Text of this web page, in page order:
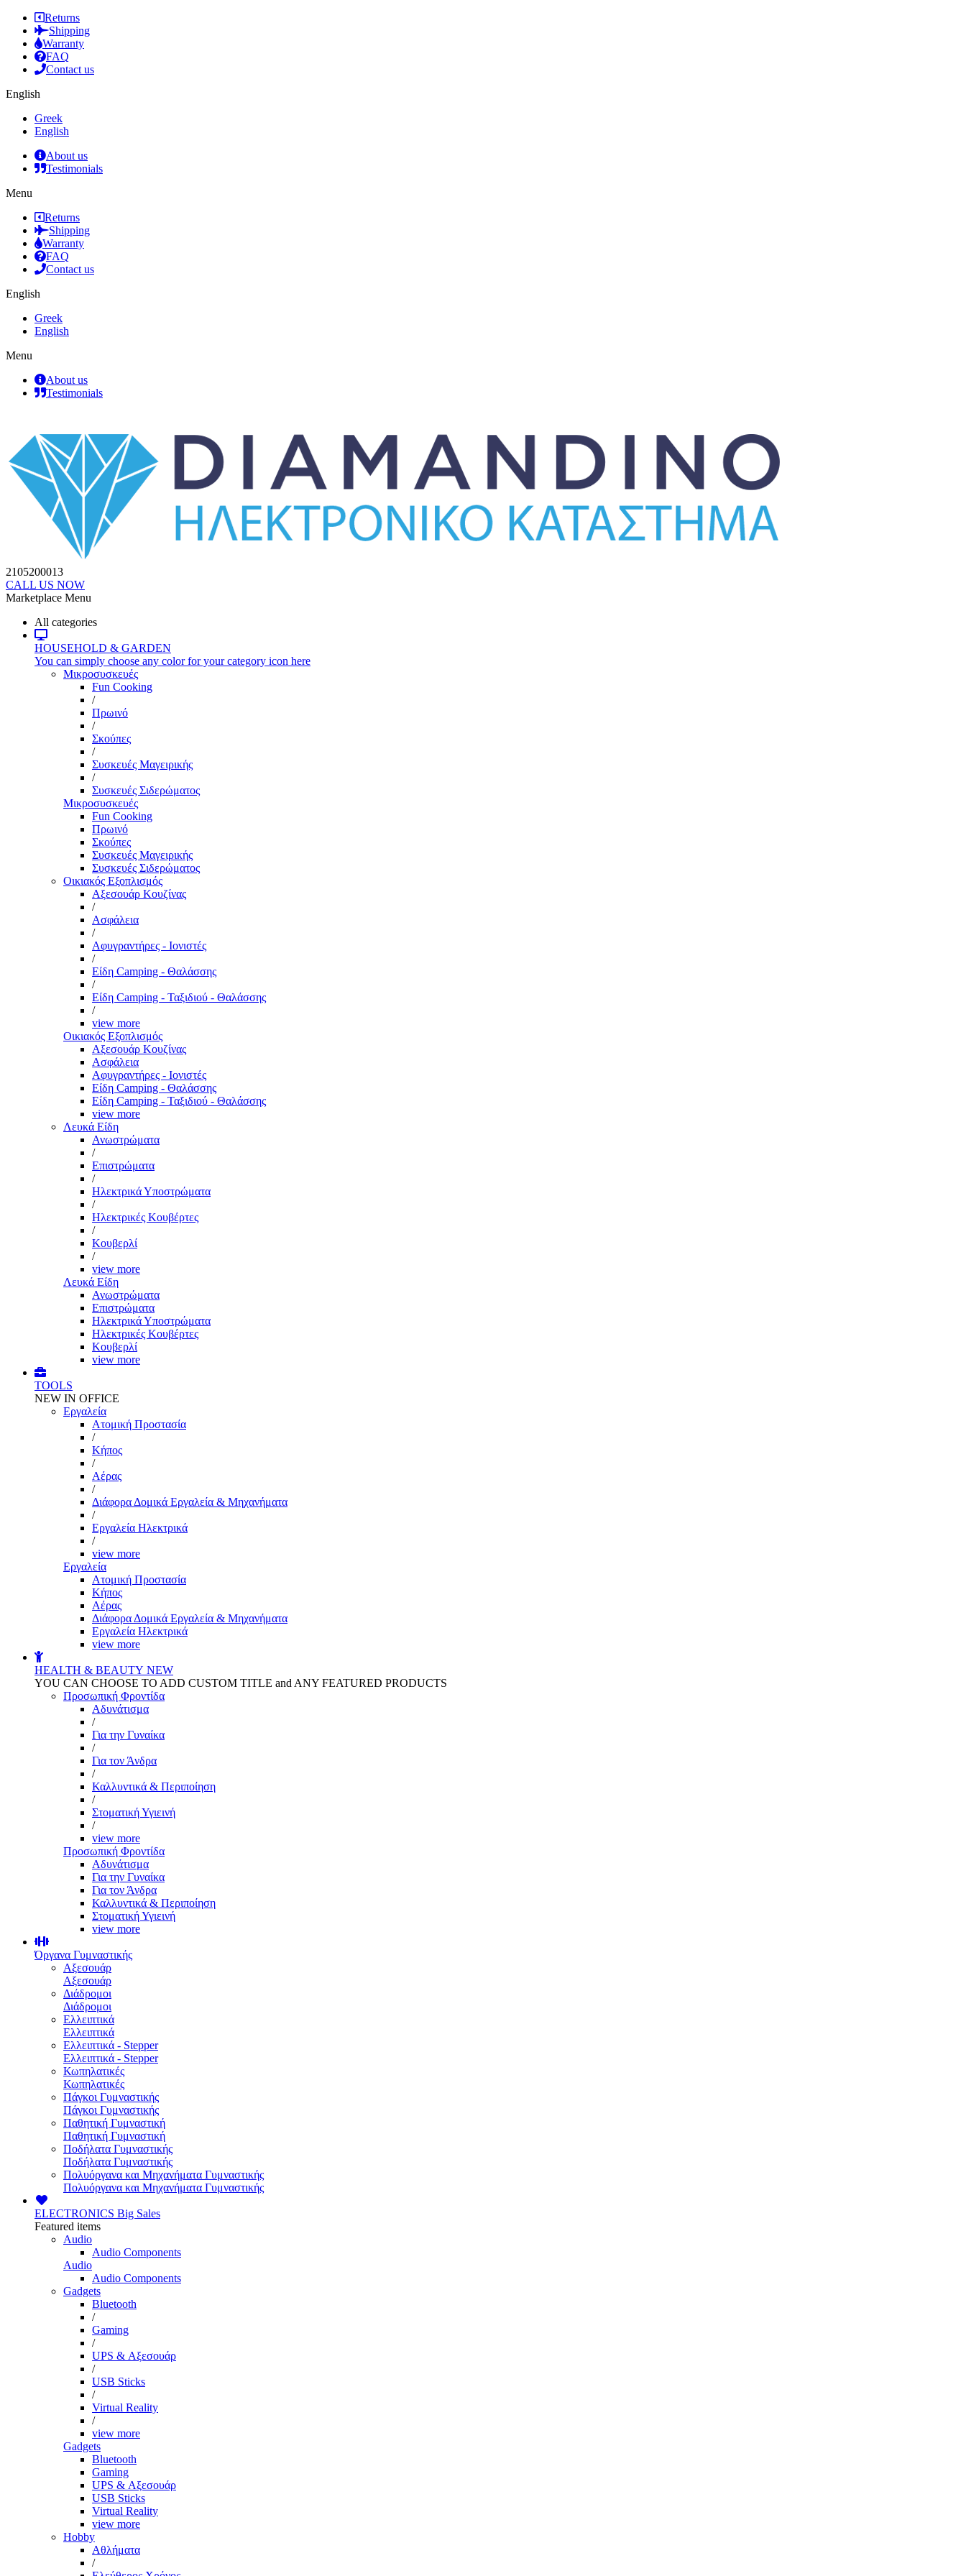
Returns
Shipping
Warranty
FAQ
Contact us
English
Greek
English
About us
Testimonials
Menu
Returns
Shipping
Warranty
FAQ
Contact us
English
Greek
English
Menu
About us
Testimonials
2105200013
CALL US NOW
Marketplace Menu
All categories
HOUSEHOLD & GARDEN
You can simply choose any color for your category icon here
Μικροσυσκευές
Fun Cooking
/
Πρωινό
/
Σκούπες
/
Συσκευές Μαγειρικής
/
Συσκευές Σιδερώματος
Μικροσυσκευές
Fun Cooking
Πρωινό
Σκούπες
Συσκευές Μαγειρικής
Συσκευές Σιδερώματος
Οικιακός Εξοπλισμός
Αξεσουάρ Κουζίνας
/
Ασφάλεια
/
Αφυγραντήρες - Ιονιστές
/
Είδη Camping - Θαλάσσης
/
Είδη Camping - Ταξιδιού - Θαλάσσης
/
view more
Οικιακός Εξοπλισμός
Αξεσουάρ Κουζίνας
Ασφάλεια
Αφυγραντήρες - Ιονιστές
Είδη Camping - Θαλάσσης
Είδη Camping - Ταξιδιού - Θαλάσσης
view more
Λευκά Είδη
Ανωστρώματα
/
Επιστρώματα
/
Ηλεκτρικά Υποστρώματα
/
Ηλεκτρικές Κουβέρτες
/
Κουβερλί
/
view more
Λευκά Είδη
Ανωστρώματα
Επιστρώματα
Ηλεκτρικά Υποστρώματα
Ηλεκτρικές Κουβέρτες
Κουβερλί
view more
TOOLS
NEW IN OFFICE
Εργαλεία
Aτομική Προστασία
/
Kήπος
/
Αέρας
/
Διάφορα Δομικά Εργαλεία & Μηχανήματα
/
Εργαλεία Ηλεκτρικά
/
view more
Εργαλεία
Aτομική Προστασία
Kήπος
Αέρας
Διάφορα Δομικά Εργαλεία & Μηχανήματα
Εργαλεία Ηλεκτρικά
view more
HEALTH & BEAUTY NEW
YOU CAN CHOOSE TO ADD CUSTOM TITLE and ANY FEATURED PRODUCTS
Προσωπική Φροντίδα
Αδυνάτισμα
/
Για την Γυναίκα
/
Για τον Άνδρα
/
Καλλυντικά & Περιποίηση
/
Στοματική Υγιεινή
/
view more
Προσωπική Φροντίδα
Αδυνάτισμα
Για την Γυναίκα
Για τον Άνδρα
Καλλυντικά & Περιποίηση
Στοματική Υγιεινή
view more
Όργανα Γυμναστικής
Αξεσουάρ
Αξεσουάρ
Διάδρομοι
Διάδρομοι
Ελλειπτικά
Ελλειπτικά
Ελλειπτικά - Stepper
Ελλειπτικά - Stepper
Κωπηλατικές
Κωπηλατικές
Πάγκοι Γυμναστικής
Πάγκοι Γυμναστικής
Παθητική Γυμναστική
Παθητική Γυμναστική
Ποδήλατα Γυμναστικής
Ποδήλατα Γυμναστικής
Πολυόργανα και Μηχανήματα Γυμναστικής
Πολυόργανα και Μηχανήματα Γυμναστικής
ELECTRONICS Big Sales
Featured items
Audio
Audio Components
Audio
Audio Components
Gadgets
Bluetooth
/
Gaming
/
UPS & Αξεσουάρ
/
USB Sticks
/
Virtual Reality
/
view more
Gadgets
Bluetooth
Gaming
UPS & Αξεσουάρ
USB Sticks
Virtual Reality
view more
Hobby
Αθλήματα
/